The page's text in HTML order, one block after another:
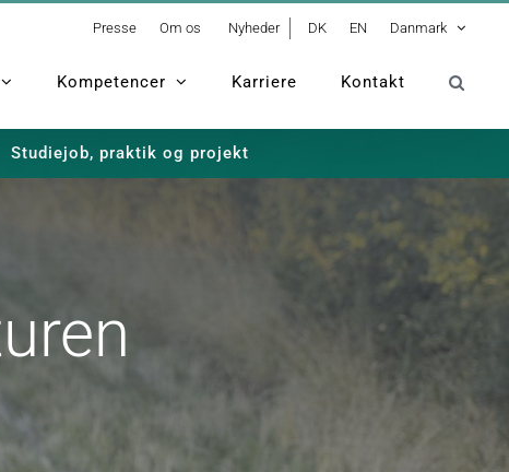
Presse Om os Nyheder DK EN Danmark
Kompetencer Karriere Kontakt
Studiejob, praktik og projekt